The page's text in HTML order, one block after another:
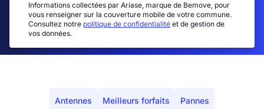
Informations collectées par Ariase, marque de Bemove, pour
vous renseigner sur la couverture mobile de votre commune.
Consultez notre politique de confidentialité et de gestion de
vos données.
Antennes Meilleurs forfaits Pannes